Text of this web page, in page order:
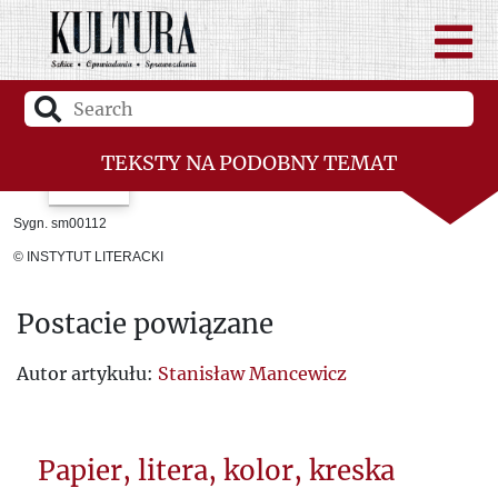
TEKSTY NA PODOBNY TEMAT
Sygn. sm00112
© INSTYTUT LITERACKI
Postacie powiązane
Autor artykułu: Stanisław Mancewicz
Papier, litera, kolor, kreska